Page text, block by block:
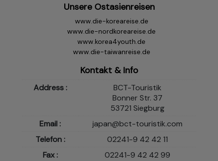
Unsere Ostasienreisen
www.die-koreareise.de
www.die-nordkoreareise.de
www.korea4youth.de
www.die-taiwanreise.de
Kontakt & Info
Address :
BCT-Touristik
Bonner Str. 37
53721 Siegburg
Email :
japan@bct-touristik.com
Telefon :
02241-9 42 42 11
Fax :
02241-9 42 42 99